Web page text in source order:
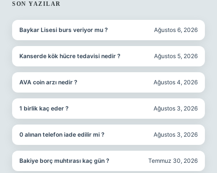
SIDEBAR
SON YAZILAR
Baykar Lisesi burs veriyor mu ? Ağustos 6, 2026
Kanserde kök hücre tedavisi nedir ? Ağustos 5, 2026
AVA coin arzı nedir ? Ağustos 4, 2026
1 birlik kaç eder ? Ağustos 3, 2026
0 alınan telefon iade edilir mi ? Ağustos 3, 2026
Bakiye borç muhtırası kaç gün ? Temmuz 30, 2026